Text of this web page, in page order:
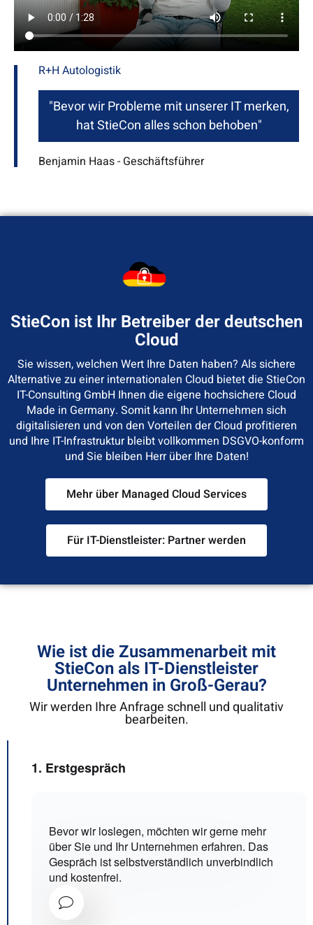
R+H Autologistik
"Bevor wir Probleme mit unserer IT merken,
hat StieCon alles schon behoben"
Benjamin Haas - Geschäftsführer
StieCon ist Ihr Betreiber der deutschen
Cloud
Sie wissen, welchen Wert Ihre Daten haben? Als sichere
Alternative zu einer internationalen Cloud bietet die StieCon
IT-Consulting GmbH Ihnen die eigene hochsichere Cloud
Made in Germany. Somit kann Ihr Unternehmen sich
digitalisieren und von den Vorteilen der Cloud profitieren
und Ihre IT-Infrastruktur bleibt vollkommen DSGVO-konform
und Sie bleiben Herr über Ihre Daten!
Mehr über Managed Cloud Services
Für IT-Dienstleister: Partner werden
Wie ist die Zusammenarbeit mit
StieCon als IT-Dienstleister
Unternehmen in Groß-Gerau?
Wir werden Ihre Anfrage schnell und qualitativ
bearbeiten.
Bevor wir loslegen, möchten wir gerne mehr
über Sie und Ihr Unternehmen erfahren. Das
Gespräch ist selbstverständlich unverbindlich
und kostenfrei.
1. Erstgespräch